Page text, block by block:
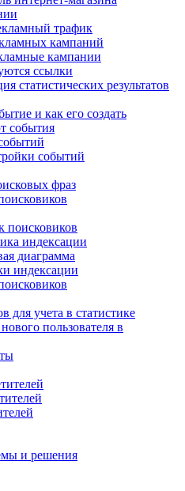
трафик
кампаний
кампании
ссылки
статистических результатов
и как его создать
события
событий
фраз
поисковиков
индексации
диаграмма
индексации
для учета в статистике
пользователя в
и решения